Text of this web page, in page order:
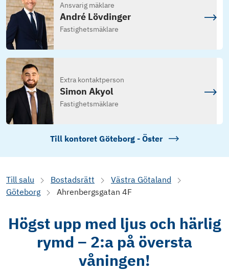
Ansvarig mäklare
André Lövdinger
Fastighetsmäklare
Extra kontaktperson
Simon Akyol
Fastighetsmäklare
Till kontoret Göteborg - Öster
Till salu Bostadsrätt
Västra Götaland
Göteborg
Ahrenbergsgatan 4F
Högst upp med ljus och härlig
rymd – 2:a på översta
våningen!